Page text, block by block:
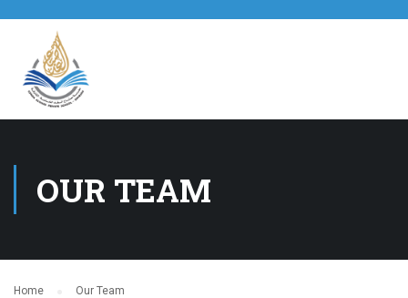
OUR TEAM
Home Our Team